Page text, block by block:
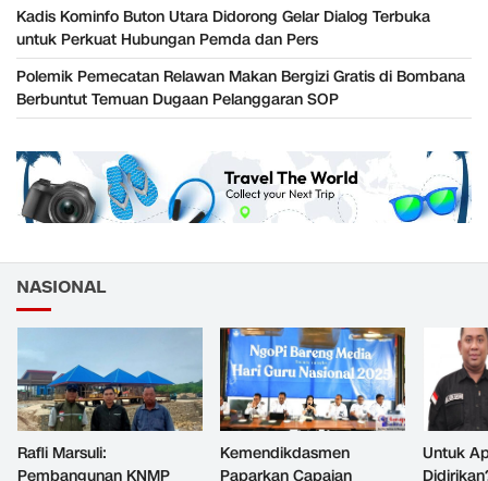
Kadis Kominfo Buton Utara Didorong Gelar Dialog Terbuka
untuk Perkuat Hubungan Pemda dan Pers
Polemik Pemecatan Relawan Makan Bergizi Gratis di Bombana
Berbuntut Temuan Dugaan Pelanggaran SOP
NASIONAL
Rafli Marsuli:
Pembangunan KNMP
Kemendikdasmen
Paparkan Capaian
Untuk